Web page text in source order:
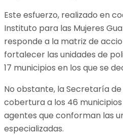
Este esfuerzo, realizado en
Instituto para las Mujeres
responde a la matriz de
fortalecer las unidades de
17 municipios en los que se
No obstante, la Secretaría de
cobertura a los 46
agentes que conforman las
especializadas.